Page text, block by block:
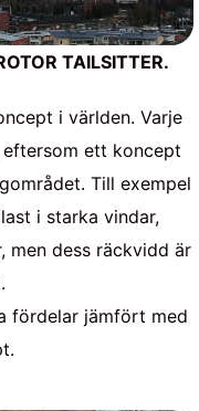
TAILSITTER.
i världen. Varje
ett koncept
Till exempel
i starka vindar,
men dess räckvidd är
fördelar jämfört med